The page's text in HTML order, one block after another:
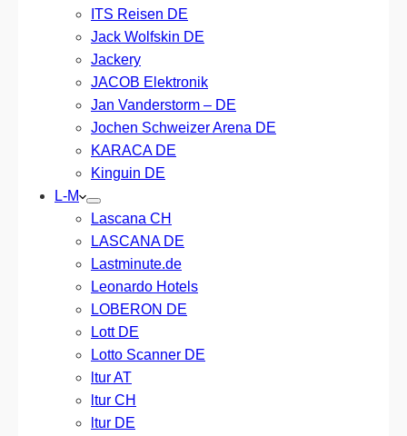
ITS Reisen DE
Jack Wolfskin DE
Jackery
JACOB Elektronik
Jan Vanderstorm – DE
Jochen Schweizer Arena DE
KARACA DE
Kinguin DE
L-M
Lascana CH
LASCANA DE
Lastminute.de
Leonardo Hotels
LOBERON DE
Lott DE
Lotto Scanner DE
ltur AT
ltur CH
ltur DE